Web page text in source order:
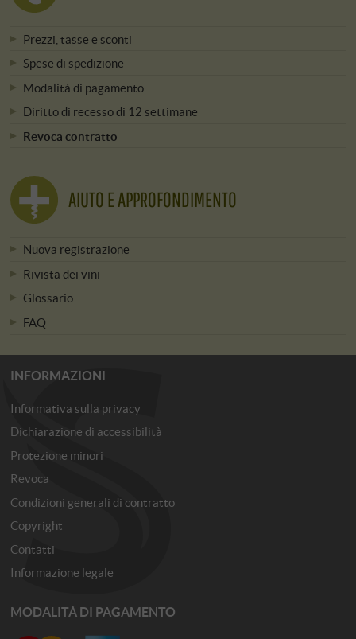
Prezzi, tasse e sconti
Spese di spedizione
Modalitá di pagamento
Diritto di recesso di 12 settimane
Revoca contratto
AIUTO E APPROFONDIMENTO
Nuova registrazione
Rivista dei vini
Glossario
FAQ
INFORMAZIONI
Informativa sulla privacy
Dichiarazione di accessibilità
Protezione minori
Revoca
Condizioni generali di contratto
Copyright
Contatti
Informazione legale
MODALITÁ DI PAGAMENTO